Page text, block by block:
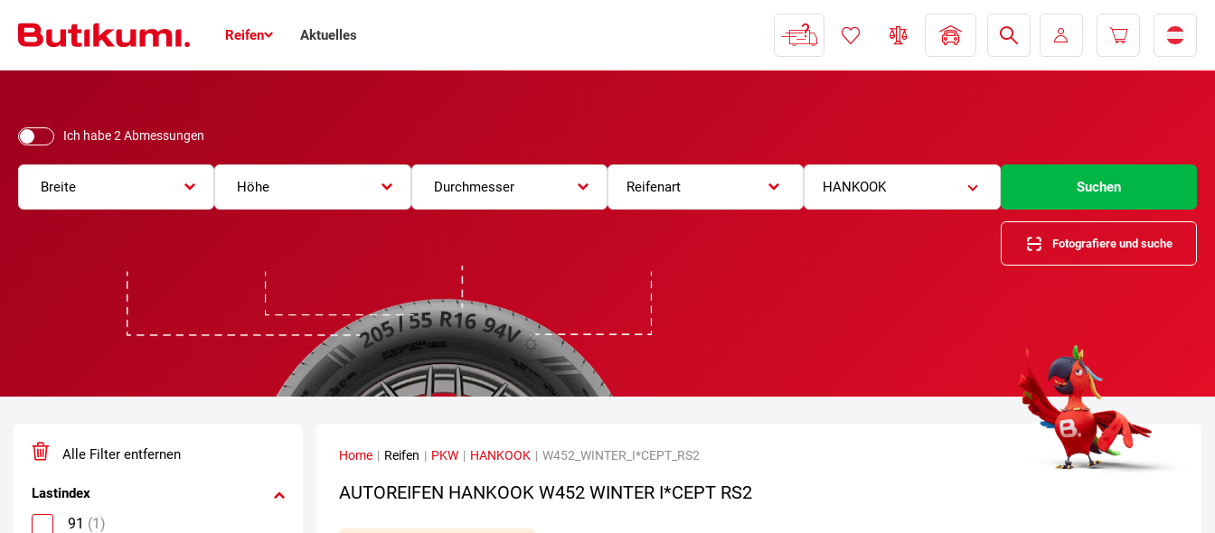
Reifen Aktuelles
Ich habe 2 Abmessungen
Breite Höhe Durchmesser Reifenart HANKOOK Suchen
Fotografiere und suche
Alle Filter entfernen
Lastindex
91 (1)
Home | Reifen | PKW | HANKOOK | W452_WINTER_I*CEPT_RS2
AUTOREIFEN HANKOOK W452 WINTER I*CEPT RS2